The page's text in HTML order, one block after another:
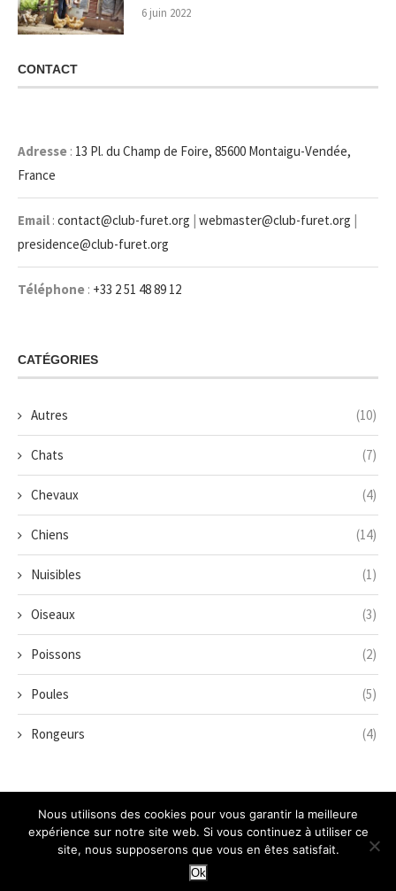
6 juin 2022
CONTACT
Adresse : 13 Pl. du Champ de Foire, 85600 Montaigu-Vendée,
France
Email : contact@club-furet.org | webmaster@club-furet.org |
presidence@club-furet.org
Téléphone : +33 2 51 48 89 12
CATÉGORIES
Autres (10)
Chats (7)
Chevaux (4)
Chiens (14)
Nuisibles (1)
Oiseaux (3)
Poissons (2)
Poules (5)
Rongeurs (4)
Accueil La société Contact Mentions légales
Plan du site
Connexion
Inscription
@2024 - Tous droits réservés -
Nous utilisons des cookies pour vous garantir la meilleure
expérience sur notre site web. Si vous continuez à utiliser ce
site, nous supposerons que vous en êtes satisfait.
Ok